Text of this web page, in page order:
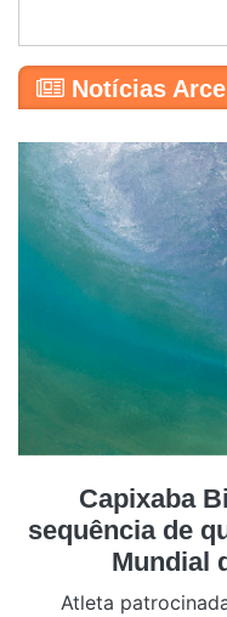
Notícias
Capixaba
sequência de
Mundial
Atleta